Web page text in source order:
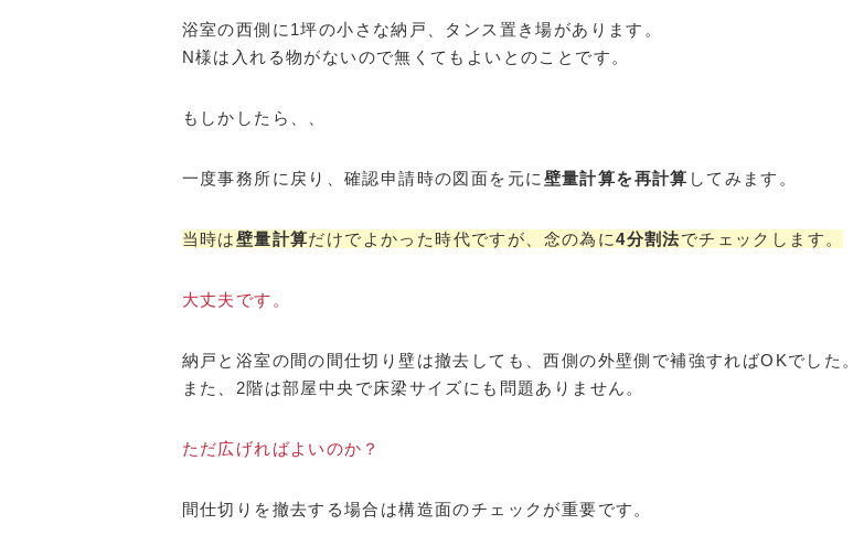
浴室の西側に1坪の小さな納戸、タンス置き場があります。
N様は入れる物がないので無くてもよいとのことです。
もしかしたら、、
一度事務所に戻り、確認申請時の図面を元に 壁量計算を再計算 してみます。
当時は壁量計算だけでよかった時代ですが、念の為に4分割法でチェックします。
大丈夫です。
納戸と浴室の間の間仕切り壁は撤去しても、西側の外壁側で補強すればOKでした。
また、2階は部屋中央で床梁サイズにも問題ありません。
ただ広げればよいのか？
間仕切りを撤去する場合は構造面のチェックが重要です。